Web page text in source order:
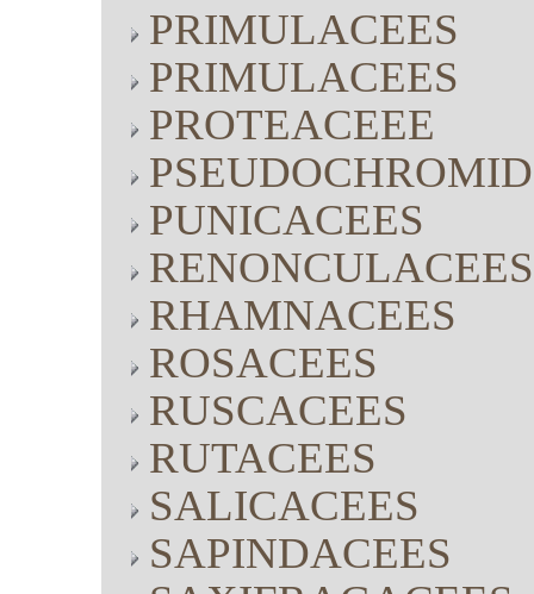
PRIMULACEES
PRIMULACEES
PROTEACEEE
PUNICACEES
RENONCULACEES
RHAMNACEES
ROSACEES
RUSCACEES
RUTACEES
SALICACEES
SAPINDACEES